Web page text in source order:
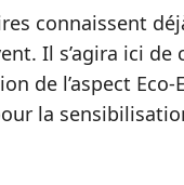
connaissent
Il s’agira ici
de l’aspect
la